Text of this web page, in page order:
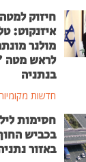
חיזוק למטה
איזנקוט:
מולנר
לראש
בנתניה
חדשות
חסימות
בכביש
באזור